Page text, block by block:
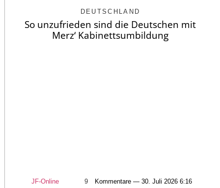
DEUTSCHLAND
So unzufrieden sind die Deutschen mit
Merz‘ Kabinettsumbildung
JF-Online 9 Kommentare — 30. Juli 2026 6:16